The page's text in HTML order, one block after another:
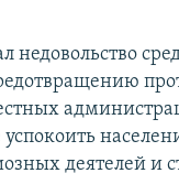
недовольство
деятелей и